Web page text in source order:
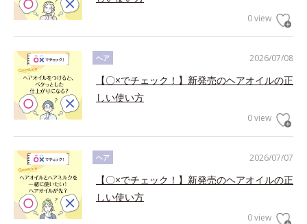
0 view
2026/07/08
ヘア
【〇×でチェック！】新発売のヘアオイルの正
しい使い方
0 view
2026/07/07
ヘア
【〇×でチェック！】新発売のヘアオイルの正
しい使い方
0 view